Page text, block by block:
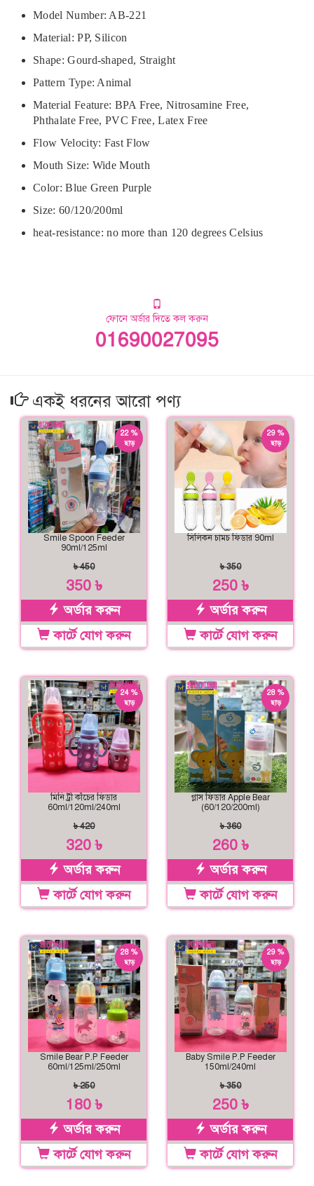
Model Number: AB-221
Material: PP, Silicon
Shape: Gourd-shaped, Straight
Pattern Type: Animal
Material Feature: BPA Free, Nitrosamine Free,
Phthalate Free, PVC Free, Latex Free
Flow Velocity: Fast Flow
Mouth Size: Wide Mouth
Color: Blue Green Purple
Size: 60/120/200ml
heat-resistance: no more than 120 degrees Celsius
ফোনে অর্ডার দিতে কল করুন
01690027095
একই ধরনের আরো পণ্য
22 %
ছাড়
Smile Spoon Feeder
90ml/125ml
৳ 450
350 ৳
অর্ডার করুন
কার্টে যোগ করুন
29 %
ছাড়
সিলিকন চামচ ফিডার 90ml
৳ 350
250 ৳
অর্ডার করুন
কার্টে যোগ করুন
24 %
ছাড়
মিনি ট্রী কাঁচের ফিডার
60ml/120ml/240ml
৳ 420
320 ৳
অর্ডার করুন
কার্টে যোগ করুন
28 %
ছাড়
গ্লাস ফিডার Apple Bear
(60/120/200ml)
৳ 360
260 ৳
অর্ডার করুন
কার্টে যোগ করুন
28 %
ছাড়
Smile Bear P.P Feeder
60ml/125ml/250ml
৳ 250
180 ৳
অর্ডার করুন
কার্টে যোগ করুন
29 %
ছাড়
Baby Smile P.P Feeder
150ml/240ml
৳ 350
250 ৳
অর্ডার করুন
কার্টে যোগ করুন